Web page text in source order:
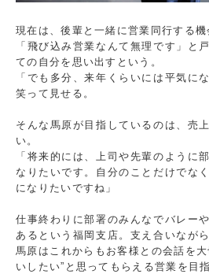
現在は、後輩と一緒に営業同行する機
「飛び込み営業なんて無理です」と
ての自分を思い出すという。
「でも多分、来年くらいには平気に
笑って見せる。
そんな馬原が目指しているのは、売
い。
「将来的には、上司や先輩のように
なりたいです。自分のことだけでな
になりたいですね」
仕事終わりに部署のみんなでバレー
あるという福岡支店。支え合いなが
馬原はこれからもお客様との会話を
いしたい”と思ってもらえる営業を目